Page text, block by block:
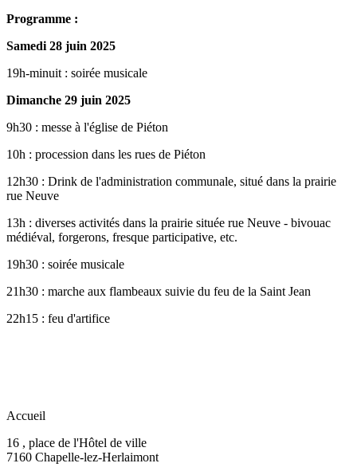
Programme :
Samedi 28 juin 2025
19h-minuit : soirée musicale
Dimanche 29 juin 2025
9h30 : messe à l'église de Piéton
10h : procession dans les rues de Piéton
12h30 : Drink de l'administration communale, situé dans la prairie
rue Neuve
13h : diverses activités dans la prairie située rue Neuve - bivouac
médiéval, forgerons, fresque participative, etc.
19h30 : soirée musicale
21h30 : marche aux flambeaux suivie du feu de la Saint Jean
22h15 : feu d'artifice
Accueil
16 , place de l'Hôtel de ville
7160 Chapelle-lez-Herlaimont